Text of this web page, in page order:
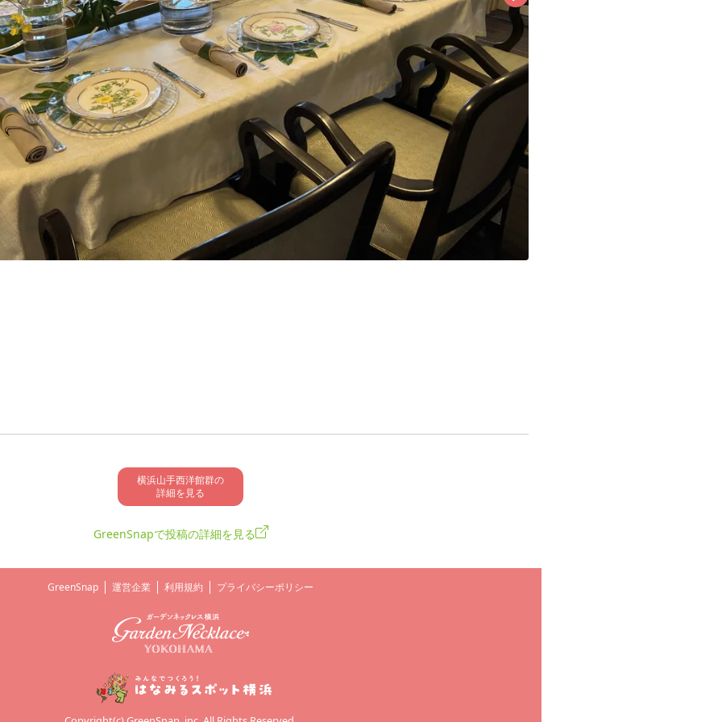
横浜山手西洋館群の
詳細を見る
GreenSnapで投稿の詳細を見る
GreenSnap 運営企業 利用規約 プライバシーポリシー